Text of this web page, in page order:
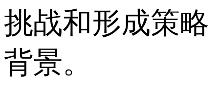
挑战和形成策略
背景。